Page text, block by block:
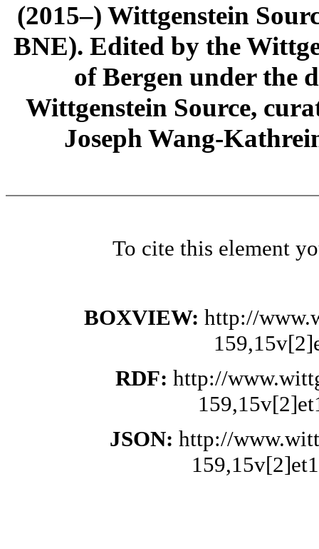
(2015–) Wittgenstein
BNE). Edited by the
of Bergen under the
Wittgenstein Source,
Joseph Wang-
To cite this element
BOXVIEW: http://
RDF: http://
JSON: http://